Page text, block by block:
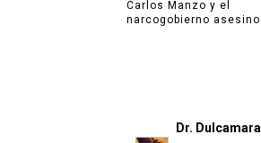
Carlos Manzo y el
narcogobierno asesino
Dr. Dulcamara